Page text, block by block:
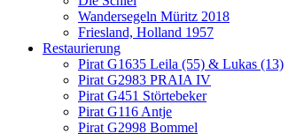
Wandersegeln Müritz 2018
Friesland, Holland 1957
Restaurierung
Pirat G1635 Leila (55) & Lukas (13)
Pirat G2983 PRAIA IV
Pirat G451 Störtebeker
Pirat G116 Antje
Pirat G2998 Bommel